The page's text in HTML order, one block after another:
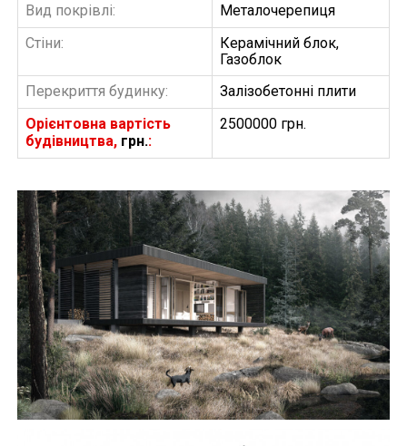
Вид покрівлі:
Металочерепиця
Стіни:
Керамічний блок,
Газоблок
Перекриття будинку:
Залізобетонні плити
Орієнтовна вартість
будівництва, грн.:
2500000 грн.
БУДІВНИЦТВО БУДИНКІВ
З
АББ”ТВІЙ ПРОЕКТ”
Замовити будівництво